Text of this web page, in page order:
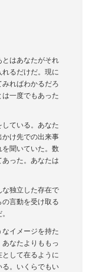
はあなたがそれ
るだけだ。現に
ればわかるだろ
一度でもあった
ている。あなた
け先での出来事
聞いていた。数
った。あなたは
独立した存在で
言動を受け取る
なイメージを持た
なたよりももっ
して在るように
。いくらでもい